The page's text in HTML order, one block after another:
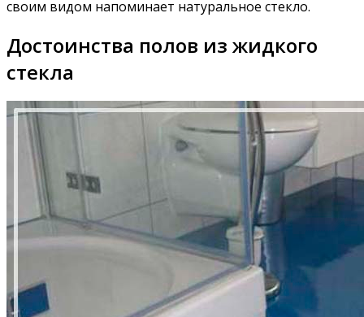
своим видом напоминает натуральное стекло.
Достоинства полов из жидкого
стекла